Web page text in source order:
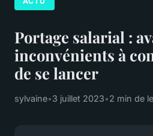
Portage salarial :
inconvénients à
de se lancer
sylvaine•3 juillet 2023•2 min de